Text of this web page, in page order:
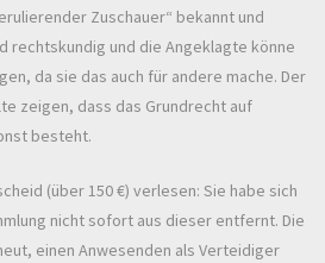
Zuschauer“ bekannt und
rechtskundig und die Angeklagte könne
da sie das auch für andere mache. Der
zeigen, dass das Grundrecht auf
besteht.
(über 150 €) verlesen: Sie habe sich
nicht sofort aus dieser entfernt. Die
einen Anwesenden als Verteidiger